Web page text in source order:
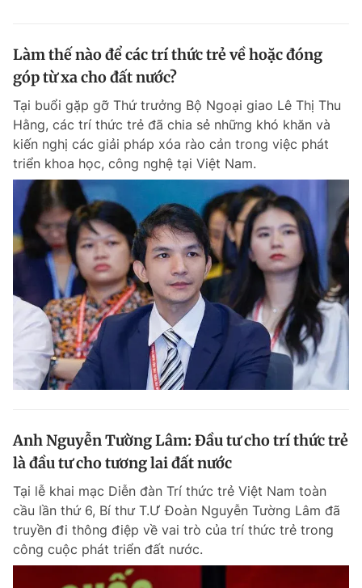
Làm thế nào để các trí thức trẻ về hoặc đóng
góp từ xa cho đất nước?
Tại buổi gặp gỡ Thứ trưởng Bộ Ngoại giao Lê Thị Thu
Hằng, các trí thức trẻ đã chia sẻ những khó khăn và
kiến nghị các giải pháp xóa rào cản trong việc phát
triển khoa học, công nghệ tại Việt Nam.
Anh Nguyễn Tường Lâm: Đầu tư cho trí thức trẻ
là đầu tư cho tương lai đất nước
Tại lễ khai mạc Diễn đàn Trí thức trẻ Việt Nam toàn
cầu lần thứ 6, Bí thư T.Ư Đoàn Nguyễn Tường Lâm đã
truyền đi thông điệp về vai trò của trí thức trẻ trong
công cuộc phát triển đất nước.